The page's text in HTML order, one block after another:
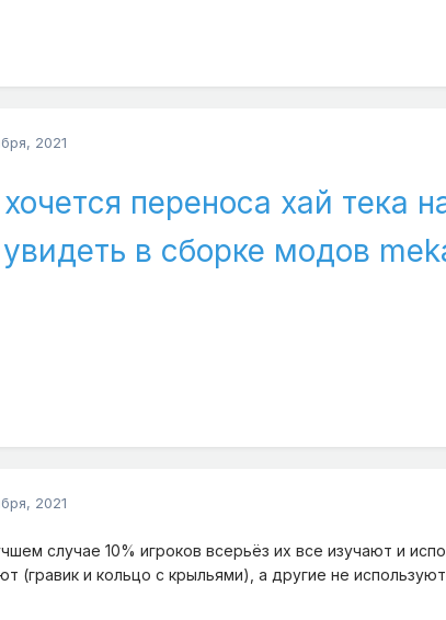
2021
переноса хай тека
увидеть в сборке модов
2021
случае 10% игроков всерьёз их все изучают и
(гравик и кольцо с крыльями), а другие не